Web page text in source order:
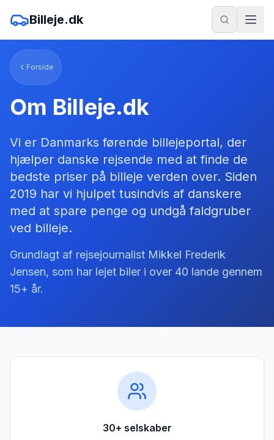
Billeje.dk
Forside
Om Billeje.dk
Vi er Danmarks førende billejeportal, der
hjælper danske rejsende med at finde de
bedste priser på billeje verden over. Siden
2019 har vi hjulpet tusindvis af danskere
med at spare penge og undgå faldgruber
ved billeje.
Grundlagt af rejsejournalist Mikkel Frederik
Jensen, som har lejet biler i over 40 lande gennem
15+ år.
30+ selskaber